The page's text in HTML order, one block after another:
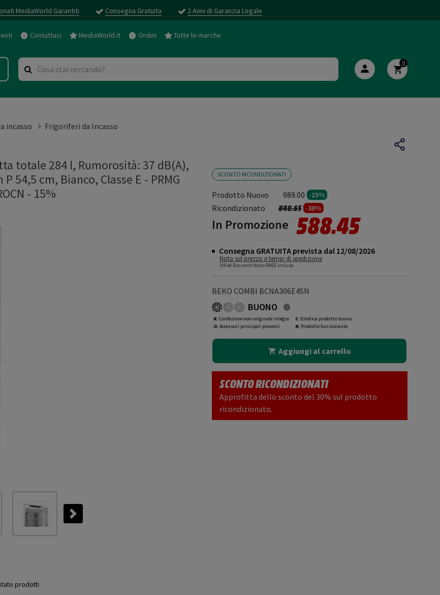
MediaWorld Garantiti Consegna Gratuita 2 Anni di Garanzia Legale
Contattaci MediaWorld.it Ordini Tutte le marche
0
incasso
Frigoriferi da Incasso
totale 284 l, Rumorosità: 37 dB(A),
54,5 cm, Bianco, Classe E - PRMG
- 15%
Next
SCONTO RICONDIZIONATI
Prodotto Nuovo 989.00 -15%
Ricondizionato Prezzo ridotto da
840.65a-30%
In Promozione 588.45
Consegna GRATUITA prevista dal 12/08/2026
Nota sul prezzo e tempi di spedizione
IVA ed Eco-contributo RAEE incluse
BEKO COMBI BCNA306E4SN
BUONO
R: Confezione non originale integra
O: Accessori principali presenti
C: Estetica prodotto buona
N: Prodotto funzionante
Aggiungi al carrello
SCONTO RICONDIZIONATI
Approfitta dello sconto del 30% sul prodotto
ricondizionato.
prodotti